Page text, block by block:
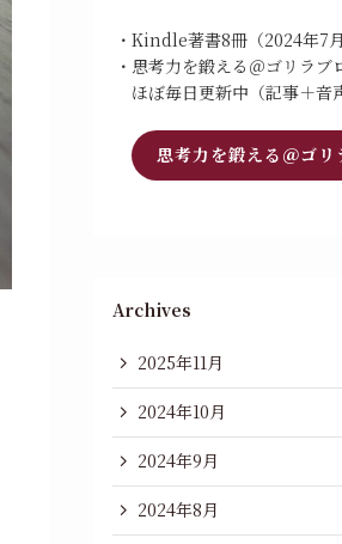
・Kindle著書8冊（2024年7月
・思考力を鍛える＠ゴリラブ
ほぼ毎日更新中（記事＋音
思考力を鍛える＠ゴリ
Archives
2025年11月
2024年10月
2024年9月
2024年8月